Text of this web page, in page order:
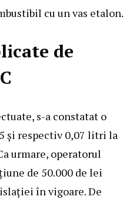
cu un vas etalon.
de
s-a constatat o
și respectiv 0,07 litri la
urmare, operatorul
de 50.000 de lei
în vigoare. De